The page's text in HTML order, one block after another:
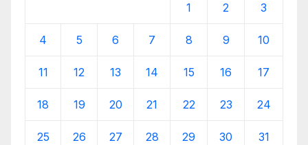
1 2 3
4 5 6 7 8 9 10
11 12 13 14 15 16 17
18 19 20 21 22 23 24
25 26 27 28 29 30 31